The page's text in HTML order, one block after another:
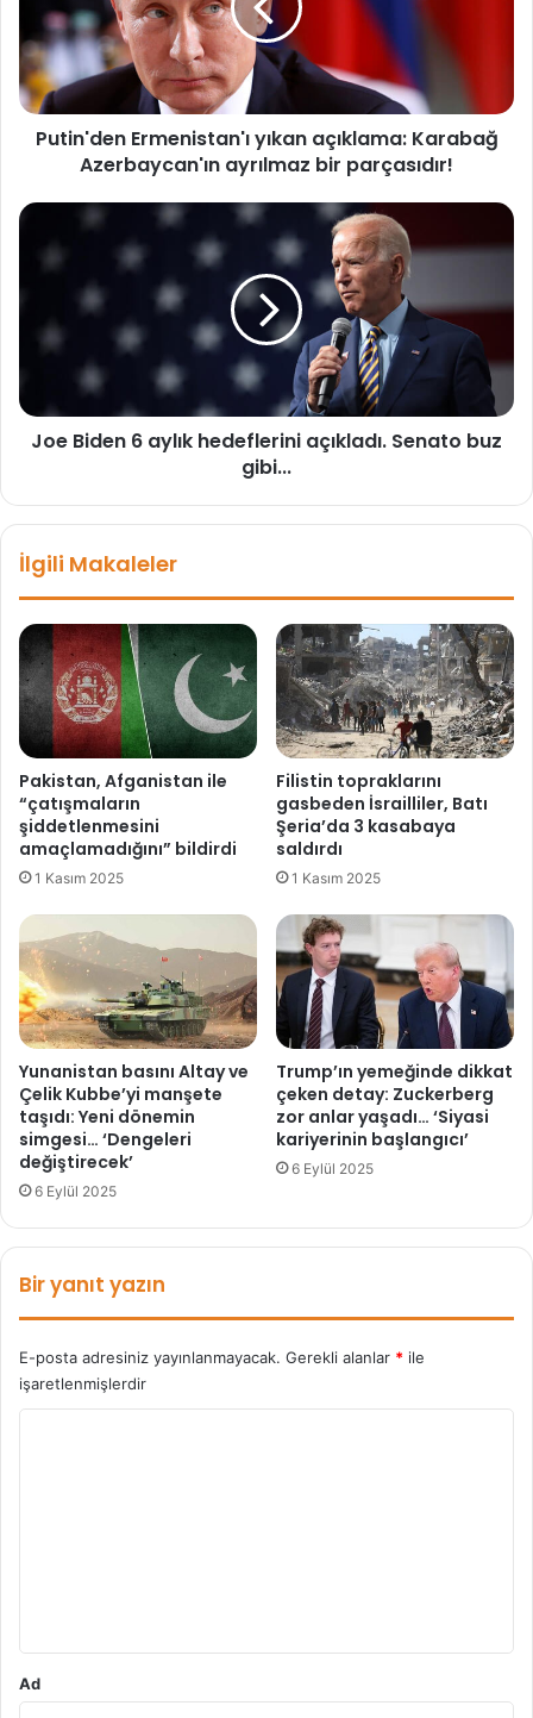
Karabağ
Azerbaycan'ın
ayrılmaz
bir
parçasıdır!
Putin'den Ermenistan'ı yıkan açıklama: Karabağ
Azerbaycan'ın ayrılmaz bir parçasıdır!
Joe
hedeflerini
gibi...
Joe Biden 6 aylık hedeflerini açıkladı. Senato buz
gibi...
İlgili Makaleler
Pakistan, Afganistan ile
“çatışmaların
şiddetlenmesini
amaçlamadığını” bildirdi
1 Kasım 2025
Filistin topraklarını
gasbeden İsrailliler, Batı
Şeria’da 3 kasabaya
saldırdı
1 Kasım 2025
Yunanistan basını Altay ve
Çelik Kubbe’yi manşete
taşıdı: Yeni dönemin
simgesi… ‘Dengeleri
değiştirecek’
6 Eylül 2025
Trump’ın yemeğinde dikkat
çeken detay: Zuckerberg
zor anlar yaşadı… ‘Siyasi
kariyerinin başlangıcı’
6 Eylül 2025
Bir yanıt yazın
E-posta adresiniz yayınlanmayacak. Gerekli alanlar * ile
işaretlenmişlerdir
Ad